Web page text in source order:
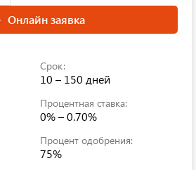
Онлайн заявка
Срок:
10 – 150 дней
Процентная ставка:
0% – 0.70%
Процент одобрения:
75%